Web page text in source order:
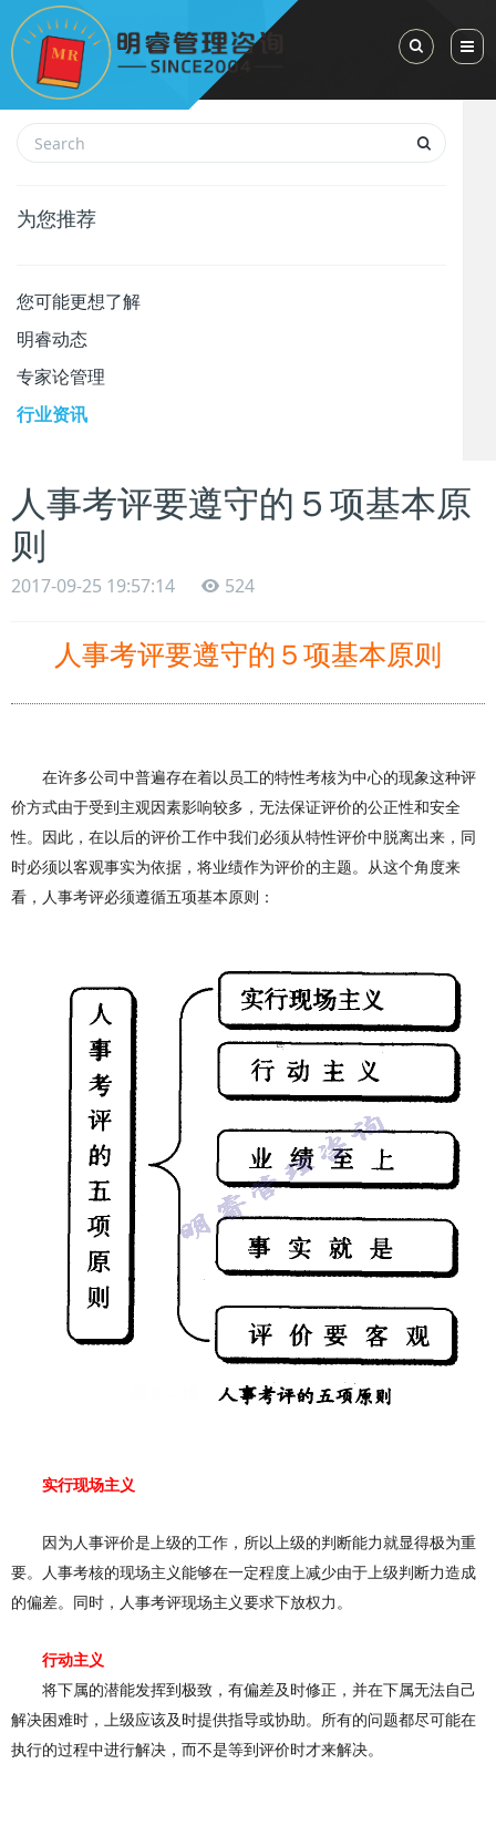
Toggle
为您推荐
您可能更想了解
明睿动态
专家论管理
行业资讯
人事考评要遵守的５项基本原
则
2017-09-25 19:57:14 524
人事考评要遵守的５项基本原则
在许多公司中普遍存在着以员工的特性考核为中心的现象这种评
价方式由于受到主观因素影响较多，无法保证评价的公正性和安全
性。因此，在以后的评价工作中我们必须从特性评价中脱离出来，同
时必须以客观事实为依据，将业绩作为评价的主题。从这个角度来
看 ，人事考评必须遵循五项基本原则：
实行现场主义
因为人事评价是上级的工作，所以上级的判断能力就显得极为重
要。人事考核的现场主义能够在一定程度上减少由于上级判断力造成
的偏差。同时，人事考评现场主义要求下放权力。
行动主义
将下属的潜能发挥到极致，有偏差及时修正，并在下属无法自己
解决困难时，上级应该及时提供指导或协助。所有的问题都尽可能在
执行的过程中进行解决，而不是等到 评价时才来解决。